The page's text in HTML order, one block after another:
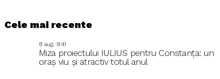
Cele mai recente
8 aug.. 8:41
Miza proiectului IULIUS pentru Constanța: un
oraș viu și atractiv totul anul